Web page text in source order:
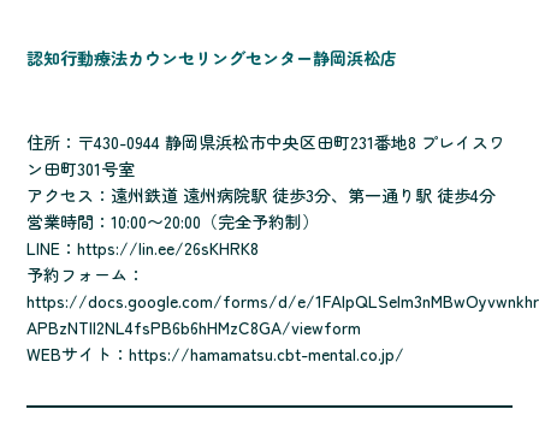
認知行動療法カウンセリングセンター静岡浜松店
住所：〒430-0944 静岡県浜松市中央区田町231番地8 プレイスワ
ン田町301号室
アクセス：遠州鉄道 遠州病院駅 徒歩3分、第一通り駅 徒歩4分
営業時間：10:00〜20:00（完全予約制）
LINE：https://lin.ee/26sKHRK8
予約フォーム：
https://docs.google.com/forms/d/e/
APBzNTll2NL4fsPB6b6hHMzC8GA/viewform
WEBサイト：https://hamamatsu.cbt-mental.co.jp/